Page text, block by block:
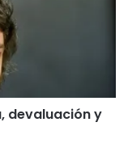
devaluación y